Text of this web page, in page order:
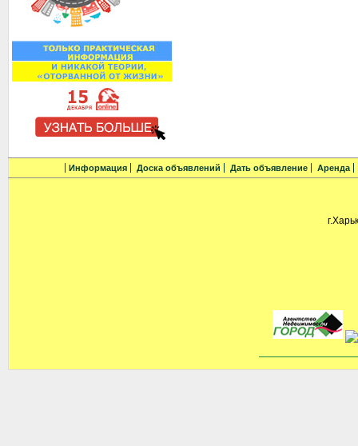
Информация Доска объявлений Дать объявление Аренда